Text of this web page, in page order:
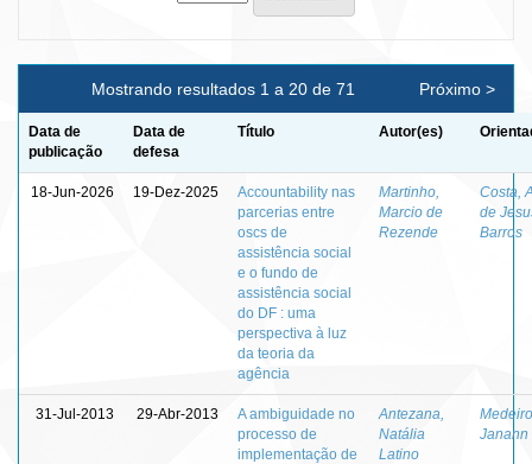
Mostrando resultados 1 a 20 de 71 Próximo >
Data de
publicação
Data de
defesa
Título Autor(es)
18-Jun-2026 19-Dez-2025
Accountability nas
parcerias entre
oscs de
assistência social
e o fundo de
assistência social
do DF : uma
perspectiva à luz
da teoria da
agência
Martinho,
Marcio de
Rezende
Costa,
de
Barros
31-Jul-2013 29-Abr-2013
A ambiguidade no
processo de
implementação de
Antezana,
Natália
Latino
Janann